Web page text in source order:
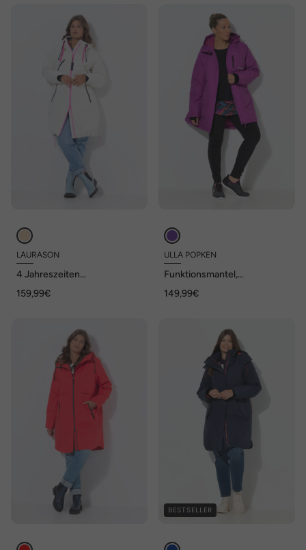
LAURASON
4 Jahreszeiten
159,99€
ULLA POPKEN
Funktionsmantel,
Zipper, Kapuze
149,99€
BESTSELLER